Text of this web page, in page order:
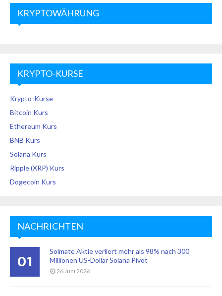
KRYPTOWÄHRUNG
KRYPTO-KURSE
Krypto-Kurse
Bitcoin Kurs
Ethereum Kurs
BNB Kurs
Solana Kurs
Ripple (XRP) Kurs
Dogecoin Kurs
NACHRICHTEN
01
Solmate Aktie verliert mehr als 98% nach 300
Millionen US-Dollar Solana Pivot
26 Juni 2026